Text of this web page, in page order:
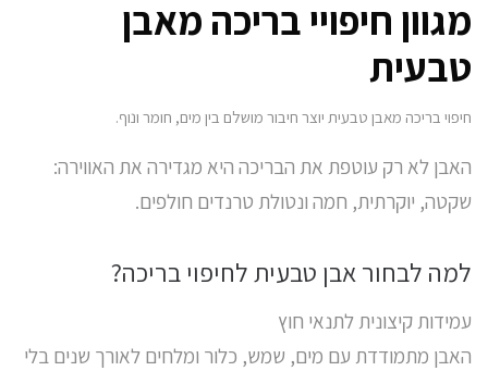
מגוון חיפויי בריכה מאבן
טבעית
חיפוי בריכה מאבן טבעית יוצר חיבור מושלם בין מים, חומר ונוף.
האבן לא רק עוטפת את הבריכה היא מגדירה את האווירה:
שקטה, יוקרתית, חמה ונטולת טרנדים חולפים.
למה לבחור אבן טבעית לחיפוי בריכה?
עמידות קיצונית לתנאי חוץ
האבן מתמודדת עם מים, שמש, כלור ומלחים לאורך שנים בלי